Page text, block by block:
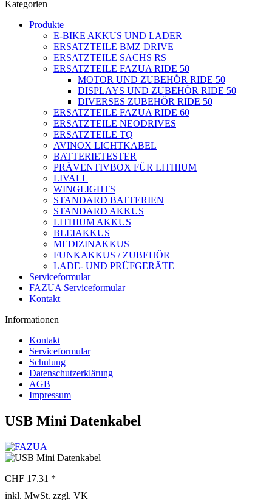
Kategorien
Produkte
E-BIKE AKKUS UND LADER
ERSATZTEILE BMZ DRIVE
ERSATZTEILE SACHS RS
ERSATZTEILE FAZUA RIDE 50
MOTOR UND ZUBEHÖR RIDE 50
DISPLAYS UND ZUBEHÖR RIDE 50
DIVERSES ZUBEHÖR RIDE 50
ERSATZTEILE FAZUA RIDE 60
ERSATZTEILE NEODRIVES
ERSATZTEILE TQ
AVINOX LICHTKABEL
BATTERIETESTER
PRÄVENTIVBOX FÜR LITHIUM
LIVALL
WINGLIGHTS
STANDARD BATTERIEN
STANDARD AKKUS
LITHIUM AKKUS
BLEIAKKUS
MEDIZINAKKUS
FUNKAKKUS / ZUBEHÖR
LADE- UND PRÜFGERÄTE
Serviceformular
FAZUA Serviceformular
Kontakt
Informationen
Kontakt
Serviceformular
Schulung
Datenschutzerklärung
AGB
Impressum
USB Mini Datenkabel
CHF 17.31 *
inkl. MwSt. zzgl. VK